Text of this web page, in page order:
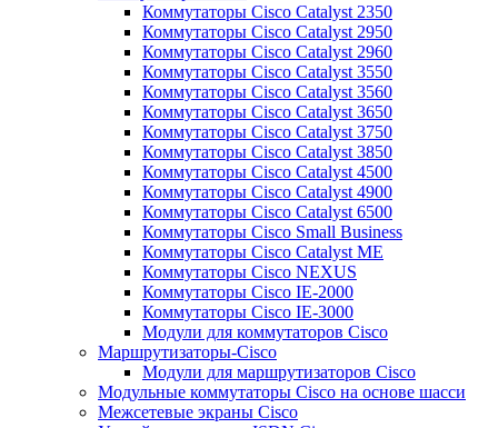
Коммутаторы Cisco Catalyst 2350
Коммутаторы Cisco Catalyst 2950
Коммутаторы Cisco Catalyst 2960
Коммутаторы Cisco Catalyst 3550
Коммутаторы Cisco Catalyst 3560
Коммутаторы Cisco Catalyst 3650
Коммутаторы Cisco Catalyst 3750
Коммутаторы Cisco Catalyst 3850
Коммутаторы Cisco Catalyst 4500
Коммутаторы Cisco Catalyst 4900
Коммутаторы Cisco Catalyst 6500
Коммутаторы Cisco Small Business
Коммутаторы Cisco Catalyst ME
Коммутаторы Cisco NEXUS
Коммутаторы Cisco IE-2000
Коммутаторы Cisco IE-3000
Модули для коммутаторов Cisco
Маршрутизаторы-Cisco
Модули для маршрутизаторов Cisco
Модульные коммутаторы Cisco на основе шасси
Межсетевые экраны Cisco